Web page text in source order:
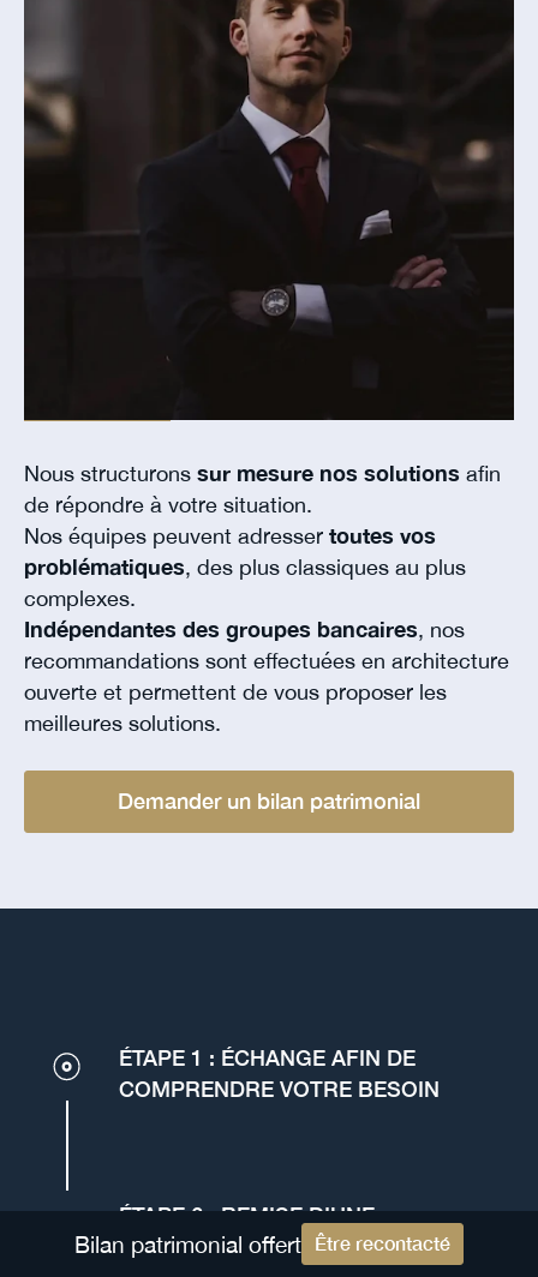
Nous structurons sur mesure nos solutions afin
de répondre à votre situation.
Nos équipes peuvent adresser toutes vos
problématiques, des plus classiques au plus
complexes.
Indépendantes des groupes bancaires, nos
recommandations sont effectuées en architecture
ouverte et permettent de vous proposer les
meilleures solutions.
Demander un bilan patrimonial
ÉTAPE 1 : ÉCHANGE AFIN DE
COMPRENDRE VOTRE BESOIN
ÉTAPE 2 : REMISE D’UNE
RECOMMANDATION SUR MESURE
Bilan patrimonial offert Être recontacté